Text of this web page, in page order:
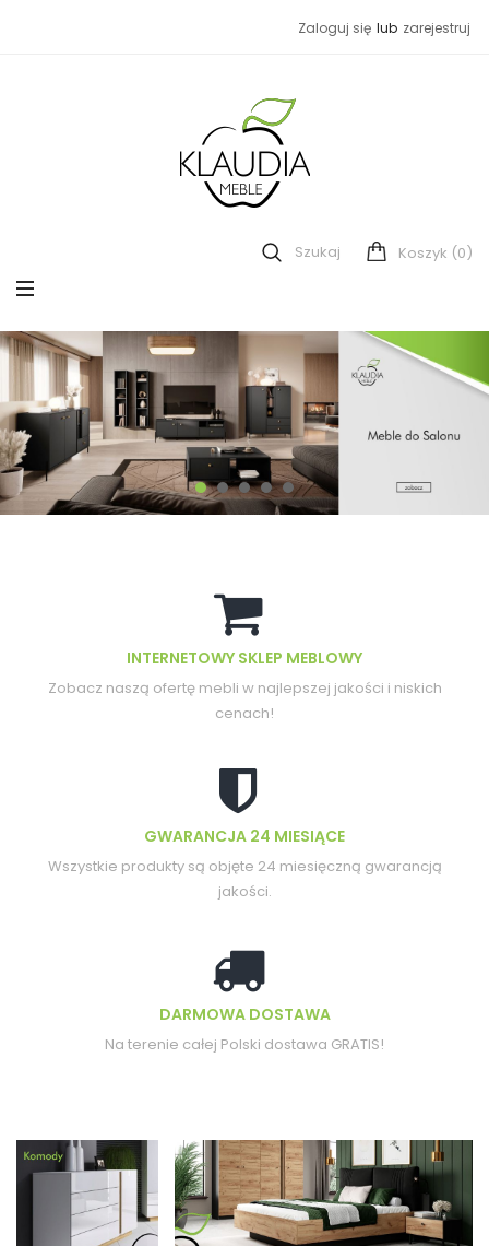
Zaloguj się lub zarejestruj
Szukaj Koszyk (0)
INTERNETOWY SKLEP MEBLOWY
Zobacz naszą ofertę mebli w najlepszej jakości i niskich
cenach!
GWARANCJA 24 MIESIĄCE
Wszystkie produkty są objęte 24 miesięczną gwarancją
jakości.
DARMOWA DOSTAWA
Na terenie całej Polski dostawa GRATIS!